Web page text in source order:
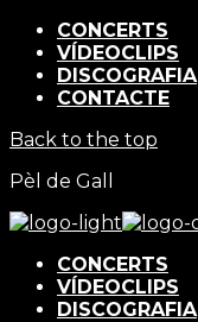
CONCERTS
VÍDEOCLIPS
DISCOGRAFIA
CONTACTE
Back to the top
Pèl de Gall
CONCERTS
VÍDEOCLIPS
DISCOGRAFIA